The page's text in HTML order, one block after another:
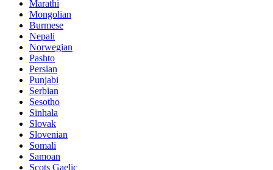
Marathi
Mongolian
Burmese
Nepali
Norwegian
Pashto
Persian
Punjabi
Serbian
Sesotho
Sinhala
Slovak
Slovenian
Somali
Samoan
Scots Gaelic